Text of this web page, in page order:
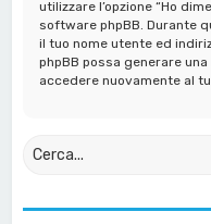
utilizzare l’opzione “Ho
software phpBB. Durante
il tuo nome utente ed
phpBB possa generare
accedere nuovamente al